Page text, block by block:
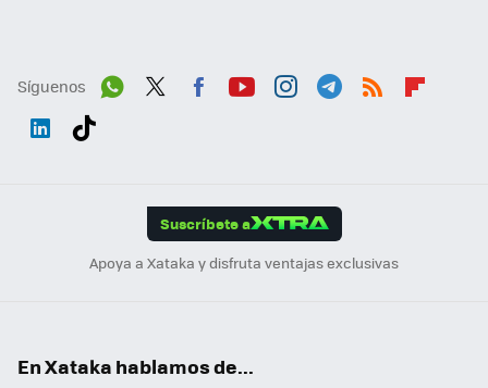
Síguenos
Suscríbete a
Apoya a Xataka y disfruta ventajas exclusivas
En Xataka hablamos de...